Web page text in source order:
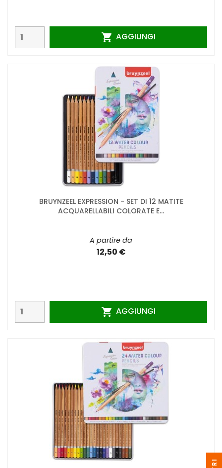
 AGGIUNGI
BRUYNZEEL EXPRESSION - SET DI 12 MATITE
ACQUARELLABILI COLORATE E...
A partire da
12,50 €
 AGGIUNGI